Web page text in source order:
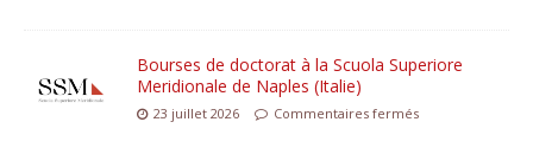
Bourses de doctorat à la Scuola Superiore
Meridionale de Naples (Italie)
23 juillet 2026 Commentaires fermés